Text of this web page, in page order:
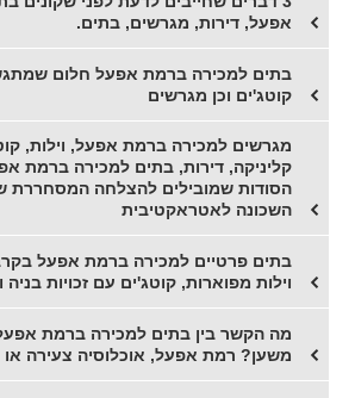
אפעל, דירות, מגרשים, בתים.
בתים למכירה ברמת אפעל חלום
קוטג'ים וכן מגרשים
מגרשים למכירה ברמת אפעל, וילות,
קליניקה, דירות, בתים למכירה ברמת
הסודות שמובילים להצלחה המסחררת
השכונה לאטראקטיבית
בתים פרטיים למכירה ברמת אפעל
וילות מפוארות, קוטג'ים עם זכויות
מה הקשר בין בתים למכירה ברמת אפעל
משען? רמת אפעל, אוכלוסיה צעירה או